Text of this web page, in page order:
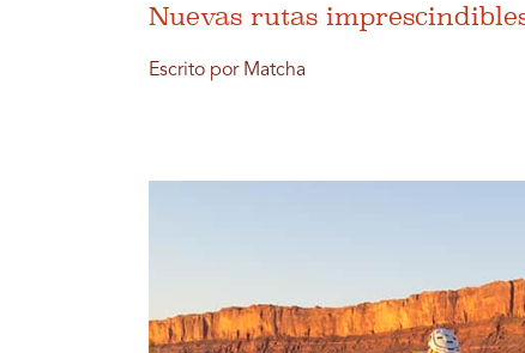
Nuevas rutas
Escrito por Matcha